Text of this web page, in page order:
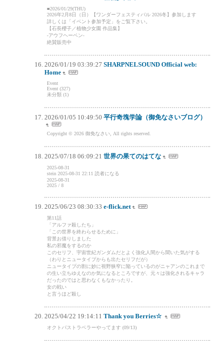
■2026/01/29(THU)
2026年2月8日（日）【ワンダーフェスティバル 2026冬】参加します
詳しくは「イベント参加予定」をご覧下さい。
【石長櫻子／植物少女園 作品集】
-アウフヘーベン-
絶賛販売中
2026/01/19 03:39:27 SHARPNELSOUND Official web:
Home
Event
Event (327)
未分類 (1)
2026/01/05 10:49:50 平行奇塊学論（御免なさいブログ）
Copyright © 2026 御免なさい, All rights reserved.
2025/07/18 06:09:21 世界の果てのはてな
2025-08-31
stein 2025-08-31 22:11 読者になる
2025-08-31
2025 / 8
2025/06/23 08:30:33 e-flick.net
第11話
「アルファ殺したち」
「この世界を終わらせるために」
背景お借りしました
私の邪魔をするのか
このセリフ、宇宙世紀ガンダムだとよく強化人間から聞いた気がする
（わりとニュータイプからも出たセリフだが）
ニュータイプの割に妙に視野狭窄に陥っているのがニャアンのこれまで
の生い立ちゆえなのか気になるところですが、元々は強化されるキャラ
だったのではと思わなくもなかったり。
女の戦い
と言うほど殺し
2025/04/22 19:14:11 Thank you Berries☆
オクトパストラベラーやってます (09/13)